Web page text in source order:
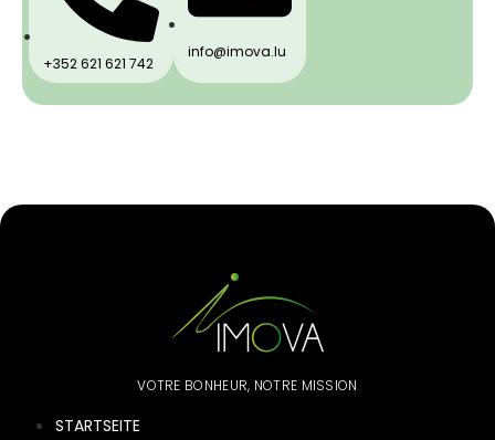
+352 621 621 742
info@imova.lu
VOTRE BONHEUR, NOTRE MISSION
STARTSEITE